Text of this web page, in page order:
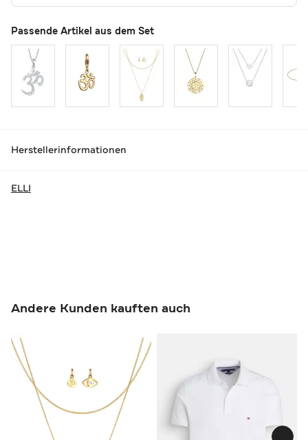
Passende Artikel aus dem Set
Herstellerinformationen
ELLI
Andere Kunden kauften auch